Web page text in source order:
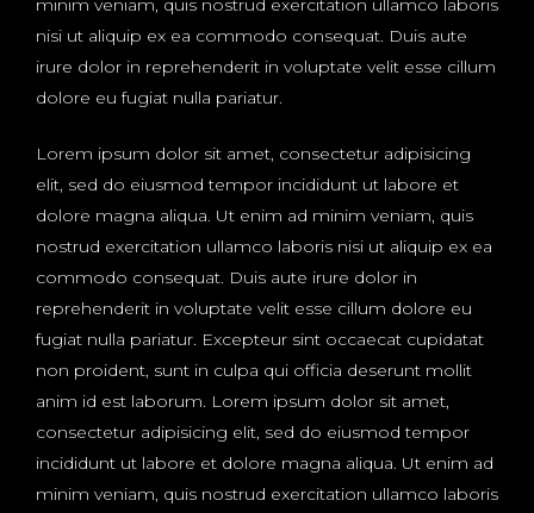
minim veniam, quis nostrud exercitation ullamco laboris
nisi ut aliquip ex ea commodo consequat. Duis aute
irure dolor in reprehenderit in voluptate velit esse cillum
dolore eu fugiat nulla pariatur.
Lorem ipsum dolor sit amet, consectetur adipisicing
elit, sed do eiusmod tempor incididunt ut labore et
dolore magna aliqua. Ut enim ad minim veniam, quis
nostrud exercitation ullamco laboris nisi ut aliquip ex ea
commodo consequat. Duis aute irure dolor in
reprehenderit in voluptate velit esse cillum dolore eu
fugiat nulla pariatur. Excepteur sint occaecat cupidatat
non proident, sunt in culpa qui officia deserunt mollit
anim id est laborum. Lorem ipsum dolor sit amet,
consectetur adipisicing elit, sed do eiusmod tempor
incididunt ut labore et dolore magna aliqua. Ut enim ad
minim veniam, quis nostrud exercitation ullamco laboris